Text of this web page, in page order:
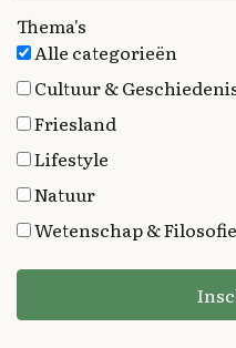
Thema's
Alle categorieën
Cultuur &
Friesland
Lifestyle
Natuur
Wetenschap & Filosofie